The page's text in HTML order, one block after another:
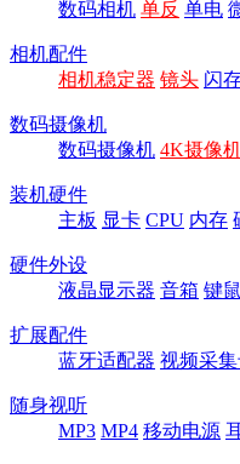
数码相机 单反 单电
相机配件
相机稳定器 镜头 闪
数码摄像机
数码摄像机 4K摄像
装机硬件
主板 显卡 CPU 内存
硬件外设
液晶显示器 音箱 键
扩展配件
蓝牙适配器 视频采
随身视听
MP3 MP4 移动电源